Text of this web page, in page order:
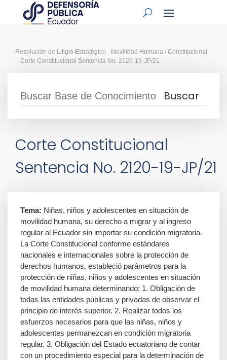
Resolución de Litigio Estratégico
Movilidad Humana / Constitucional
Corte Constitucional Sentencia No. 2120-19-JP/21
Corte Constitucional
Sentencia No. 2120-19-JP/21
Tema: Niñas, niños y adolescentes en situación de
movilidad humana, su derecho a migrar y al ingreso
regular al Ecuador sin importar su condición migratoria.
La Corte Constitucional conforme estándares
nacionales e internacionales sobre la protección de
derechos humanos, estableció parámetros para la
protección de niñas, niños y adolescentes en situación
de movilidad humana determinando: 1. Obligación de
todas las entidades públicas y privadas de observar el
principio de interés superior. 2. Realizar todos los
esfuerzos necesarios para que las niñas, niños y
adolescentes permanezcan en condición migratoria
regular. 3. Obligación del Estado ecuatoriano de contar
con un procedimiento especial para la determinación de